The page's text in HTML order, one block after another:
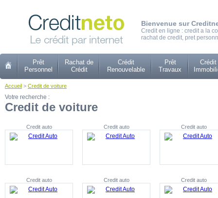
Bienvenue sur
Credit en ligne : credit a la
rachat de credit, pret
Prêt
Personnel
Rachat de
Crédit
Crédit
Renouvelable
Prêt
Travaux
Crédit
Accueil > Credit de voiture
Votre recherche :
Credit de voiture
Credit auto Credit auto Credit auto
Credit auto Credit auto Credit auto